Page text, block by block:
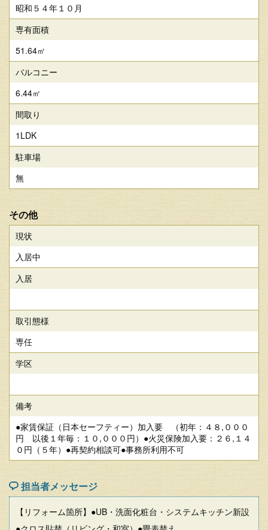
昭和５４年１０月
専有面積
51.64㎡
バルコニー
6.44㎡
間取り
1LDK
駐車場
無
その他
現状
入居中
入居
取引態様
専任
学区
備考
●家賃保証（日本セーフティー）加入要 （初年：４８,０００
円 以後１年毎：１０,０００円）●火災保険加入要：２６,１４
０円（５年）●再契約相談可●事務所利用不可
担当者メッセージ
【リフォーム箇所】●UB・洗面化粧台・システムキッチン新設